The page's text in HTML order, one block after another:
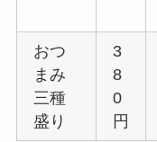
おつ
まみ
三種
盛り
3
8
0
円